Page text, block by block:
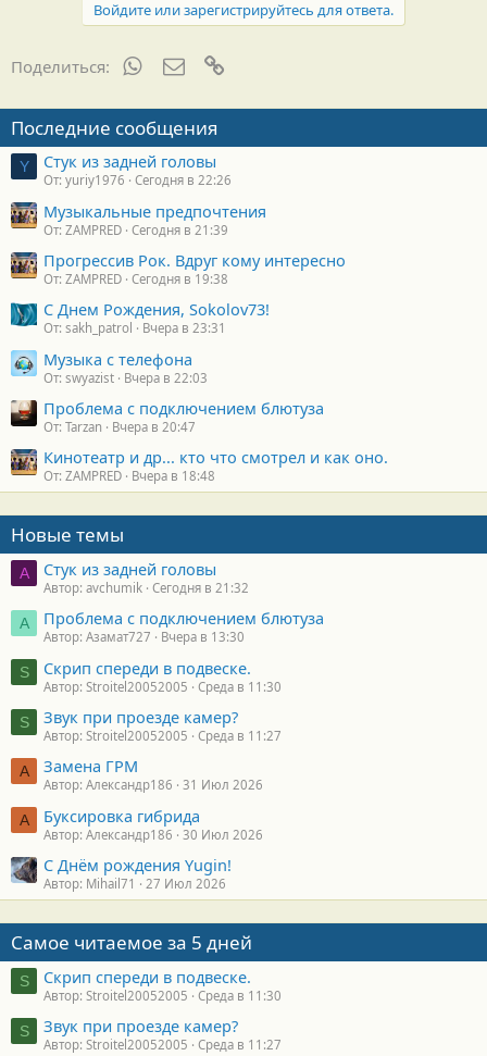
Войдите или зарегистрируйтесь для ответа.
Поделиться: WhatsAppЭлектронная почта
Последние сообщения
Y Стук из задней головы
От: yuriy1976 Сегодня в 22:26
Музыкальные предпочтения
От: ZAMPRED Сегодня в 21:39
Прогрессив Рок. Вдруг кому интересно
От: ZAMPRED Сегодня в 19:38
С Днем Рождения, Sokolov73!
От: sakh_patrol Вчера в 23:31
Музыка с телефона
От: swyazist Вчера в 22:03
Проблема с подключением блютуза
От: Tarzan Вчера в 20:47
Кинотеатр и др... кто что смотрел и как оно.
От: ZAMPRED Вчера в 18:48
Новые темы
A Стук из задней головы
Автор: avchumik Сегодня в 21:32
А Проблема с подключением блютуза
Автор: Азамат727 Вчера в 13:30
S Скрип спереди в подвеске.
Автор: Stroitel20052005 Среда в 11:30
S Звук при проезде камер?
Автор: Stroitel20052005 Среда в 11:27
А Замена ГРМ
Автор: Александр186 31 Июл 2026
А Буксировка гибрида
Автор: Александр186 30 Июл 2026
С Днём рождения Yugin!
Автор: Mihail71 27 Июл 2026
Самое читаемое за 5 дней
S Скрип спереди в подвеске.
Автор: Stroitel20052005 Среда в 11:30
S Звук при проезде камер?
Автор: Stroitel20052005 Среда в 11:27